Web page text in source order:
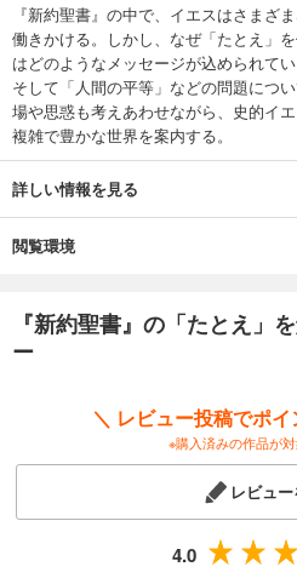
『新約聖書』の中で、イエスはさまざ
働きかける。しかし、なぜ「たとえ」
はどのようなメッセージが込められて
そして「人間の平等」などの問題につ
場や思惑も考えあわせながら、史的イ
複雑で豊かな世界を案内する。
詳しい情報を見る
閲覧環境
『新約聖書』の「たとえ」
ー
＼ レビュー投稿でポ
※購入済みの作品が
レビュー
4.0